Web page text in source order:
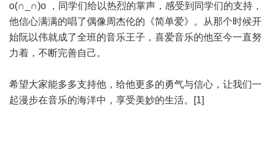
o(∩_∩)o ，同学们给以热烈的掌声，感受到同学们的支持，
他信心满满的唱了偶像周杰伦的《简单爱》。从那个时候开
始阮以伟就成了全班的音乐王子，喜爱音乐的他至今一直努
力着，不断完善自己。
希望大家能多多支持他，给他更多的勇气与信心，让我们一
起漫步在音乐的海洋中，享受美妙的生活。[1]